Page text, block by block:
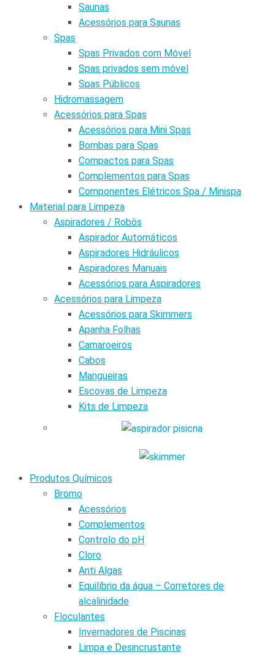
Saunas
Acessórios para Saunas
Spas
Spas Privados com Móvel
Spas privados sem móvel
Spas Públicos
Hidromassagem
Acessórios para Spas
Acessórios para Mini Spas
Bombas para Spas
Compactos para Spas
Complementos para Spas
Componentes Elétricos Spa / Minispa
Material para Limpeza
Aspiradores / Robôs
Aspirador Automáticos
Aspiradores Hidráulicos
Aspiradores Manuais
Acessórios para Aspiradores
Acessórios para Limpeza
Acessórios para Skimmers
Apanha Folhas
Camaroeiros
Cabos
Mangueiras
Escovas de Limpeza
Kits de Limpeza
Produtos Químicos
Bromo
Acessórios
Complementos
Controlo do pH
Cloro
Anti Algas
Equilíbrio da água – Corretores de
alcalinidade
Floculantes
Invernadores de Piscinas
Limpa e Desincrustante